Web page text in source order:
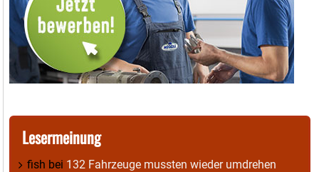
Lesermeinung
fish bei 132 Fahrzeuge mussten wieder umdrehen